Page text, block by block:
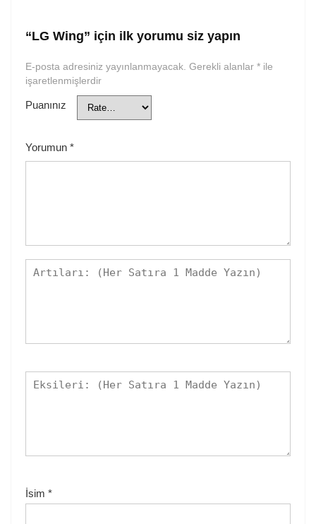
“LG Wing” için ilk yorumu siz yapın
E-posta adresiniz yayınlanmayacak. Gerekli alanlar * ile
işaretlenmişlerdir
Puanınız
Yorumun *
İsim *